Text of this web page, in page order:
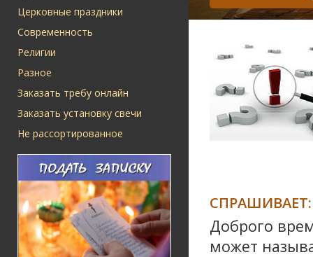
Церковные праздники
Современность
Религии
Разное
Заказать требу онлайн
Заказать установку свечи
Не рассортированное
СПРАШИВАЕТ:
Доброго
может